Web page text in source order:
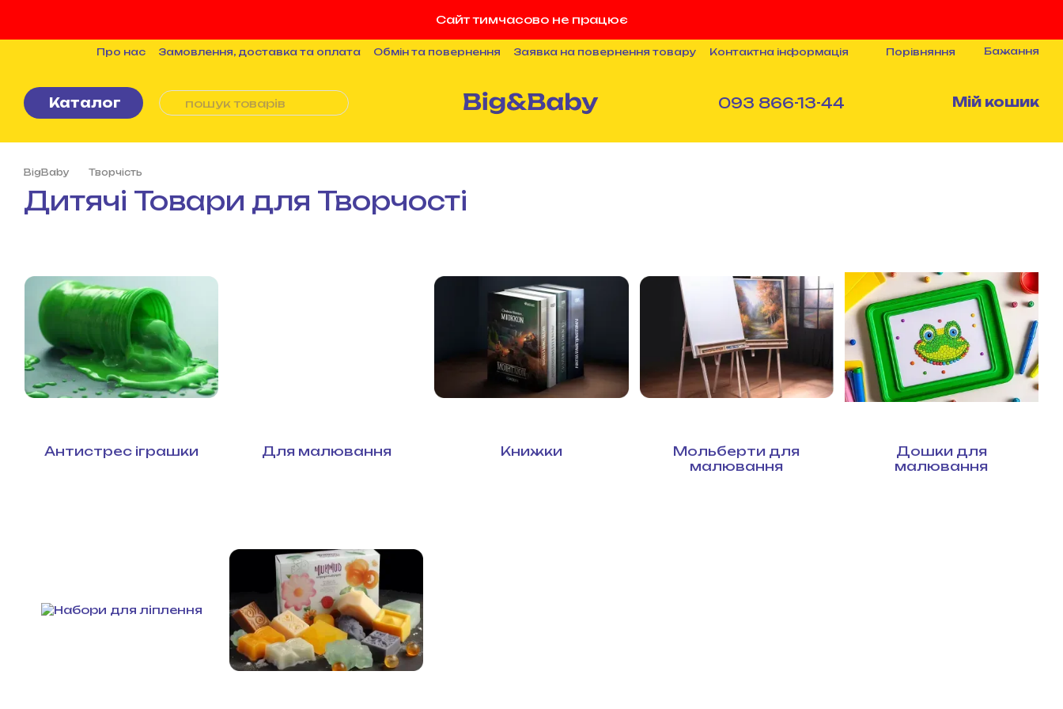
Сайт тимчасово не працює
Про нас Замовлення, доставка та оплата Обмін та повернення Заявка на повернення товару
Контактна інформація
Порівняння Бажання
Каталог 093 866-13-44 Мій кошик
BigBaby Творчість
Дитячі Товари для Творчості
Антистрес іграшки Для малювання Книжки
Мольберти для
малювання
Дошки для
малювання